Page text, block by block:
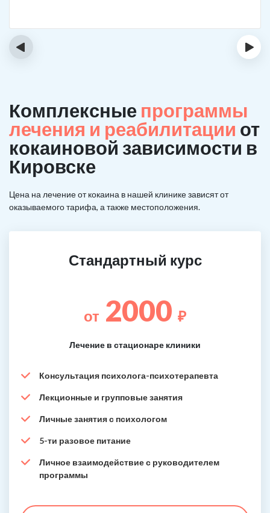
‹ ›
Комплексные программы
лечения и реабилитации от
кокаиновой зависимости в
Кировске
Цена на лечение от кокаина в нашей клинике зависят от
оказываемого тарифа, а также местоположения.
Стандартный курс
от 2000 ₽
Лечение в стационаре клиники
Консультация психолога-психотерапевта
Лекционные и групповые занятия
Личные занятия с психологом
5-ти разовое питание
Личное взаимодействие с руководителем
программы